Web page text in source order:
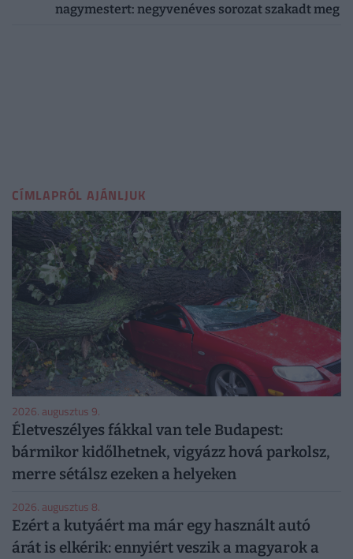
nagymestert: negyvenéves sorozat szakadt meg
CÍMLAPRÓL AJÁNLJUK
2026. augusztus 9.
Életveszélyes fákkal van tele Budapest:
bármikor kidőlhetnek, vigyázz hová parkolsz,
merre sétálsz ezeken a helyeken
2026. augusztus 8.
Ezért a kutyáért ma már egy használt autó
árát is elkérik: ennyiért veszik a magyarok a